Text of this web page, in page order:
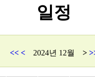
일정
<< < 2024년 12월 >